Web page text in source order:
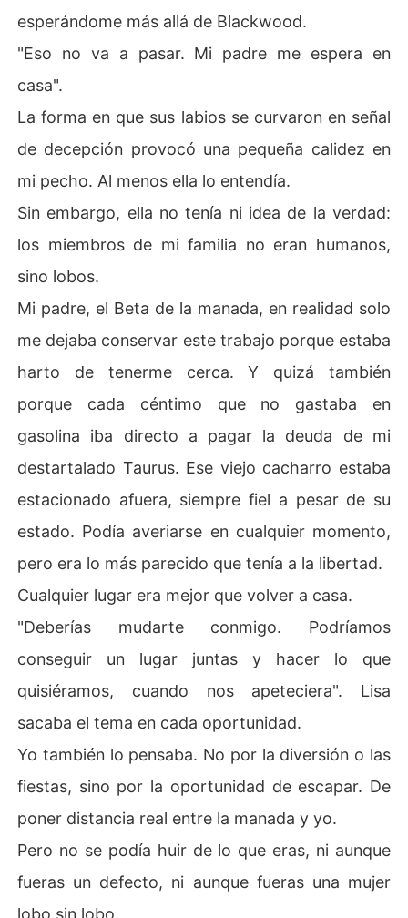
esperándome más allá de Blackwood.
"Eso no va a pasar. Mi padre me espera en
casa".
La forma en que sus labios se curvaron en señal
de decepción provocó una pequeña calidez en
mi pecho. Al menos ella lo entendía.
Sin embargo, ella no tenía ni idea de la verdad:
los miembros de mi familia no eran humanos,
sino lobos.
Mi padre, el Beta de la manada, en realidad solo
me dejaba conservar este trabajo porque estaba
harto de tenerme cerca. Y quizá también
porque cada céntimo que no gastaba en
gasolina iba directo a pagar la deuda de mi
destartalado Taurus. Ese viejo cacharro estaba
estacionado afuera, siempre fiel a pesar de su
estado. Podía averiarse en cualquier momento,
pero era lo más parecido que tenía a la libertad.
Cualquier lugar era mejor que volver a casa.
"Deberías mudarte conmigo. Podríamos
conseguir un lugar juntas y hacer lo que
quisiéramos, cuando nos apeteciera". Lisa
sacaba el tema en cada oportunidad.
Yo también lo pensaba. No por la diversión o las
fiestas, sino por la oportunidad de escapar. De
poner distancia real entre la manada y yo.
Pero no se podía huir de lo que eras, ni aunque
fueras un defecto, ni aunque fueras una mujer
lobo sin lobo.